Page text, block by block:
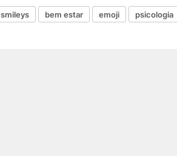
smileys bem estar emoji psicologia